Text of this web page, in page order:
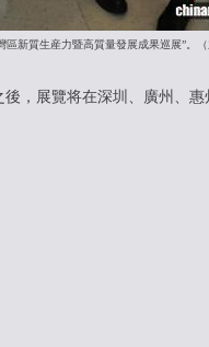
新質生産力暨高質量發展成果巡展”。（
展覽将在深圳、廣州、惠